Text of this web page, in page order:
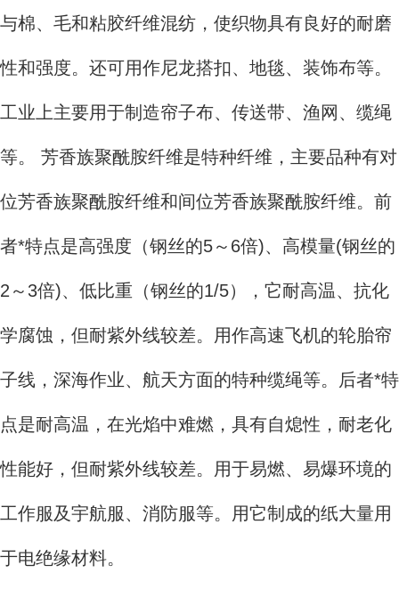
与棉、毛和粘胶纤维混纺，使织物具有良好的耐磨
性和强度。还可用作尼龙搭扣、地毯、装饰布等。
工业上主要用于制造帘子布、传送带、渔网、缆绳
等。 芳香族聚酰胺纤维是特种纤维，主要品种有对
位芳香族聚酰胺纤维和间位芳香族聚酰胺纤维。前
者*特点是高强度（钢丝的5～6倍)、高模量(钢丝的
2～3倍)、低比重（钢丝的1/5），它耐高温、抗化
学腐蚀，但耐紫外线较差。用作高速飞机的轮胎帘
子线，深海作业、航天方面的特种缆绳等。后者*特
点是耐高温，在光焰中难燃，具有自熄性，耐老化
性能好，但耐紫外线较差。用于易燃、易爆环境的
工作服及宇航服、消防服等。用它制成的纸大量用
于电绝缘材料。